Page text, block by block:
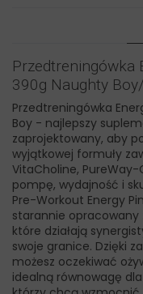
Przedtreningówka
390g Naughty
Przedtreningówka
Boy - najlepszy
zaprojektowany, aby
wyjątkowej formuły
VitaCholine,
pompę, wydajność i
Pre-Workout Energy
starannie opracowany
które działają
swoje granice. Dzięki
możesz oczekiwać
idealną równowagę